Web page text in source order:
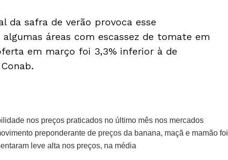
da safra de verão provoca esse
áreas com escassez de tomate em
em março foi 3,3% inferior à de
nos preços praticados no último mês nos mercados
preponderante de preços da banana, maçã e mamão foi
leve alta nos preços, na média